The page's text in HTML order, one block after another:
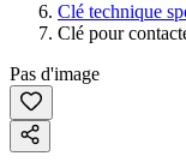
Clé technique
Clé pour
Pas d'image